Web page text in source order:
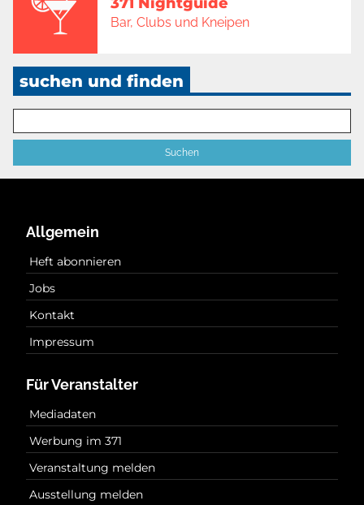
Bar, Clubs und Kneipen
suchen und finden
Allgemein
Heft abonnieren
Jobs
Kontakt
Impressum
Für Veranstalter
Mediadaten
Werbung im 371
Veranstaltung melden
Ausstellung melden